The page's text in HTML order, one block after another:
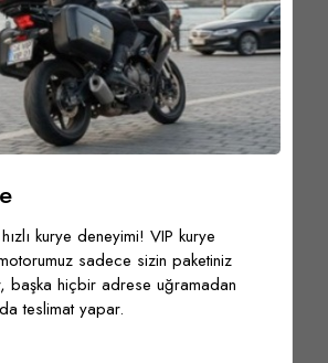
kurye deneyimi! VIP kurye
sadece sizin paketiniz
başka hiçbir adrese uğramadan
teslimat yapar.